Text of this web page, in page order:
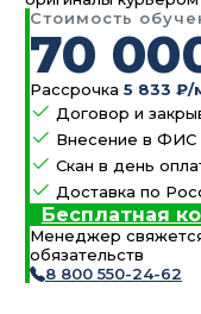
Стоимость
70
Рассрочка 5 833 ₽/
Договор и
Внесение в
Скан в день
Доставка по
Бесплатная
Менеджер свяжется
обязательств
8 800 550-24-62